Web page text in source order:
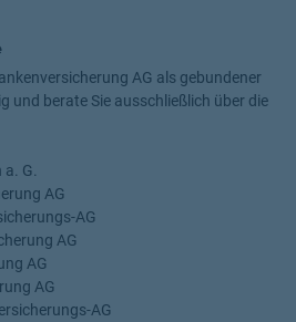
AG als gebundener
und berate Sie ausschließlich über die
G.
AG
AG
AG
AG
AG
AG